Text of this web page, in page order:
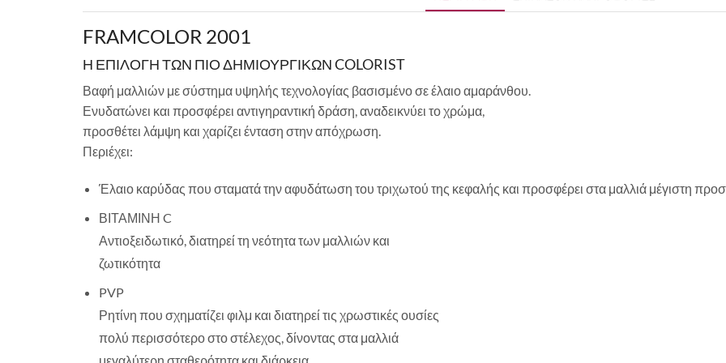
FRAMCOLOR 2001
Η ΕΠΙΛΟΓΗ ΤΩΝ ΠΙΟ ΔΗΜΙΟΥΡΓΙΚΩΝ COLORIST
Βαφή μαλλιών με σύστημα υψηλής τεχνολογίας βασισμένο σε έλαιο αμαράνθου.
Ενυδατώνει και προσφέρει αντιγηραντική δράση, αναδεικνύει το χρώμα,
προσθέτει λάμψη και χαρίζει ένταση στην απόχρωση.
Περιέχει:
Έλαιο καρύδας που σταματά την αφυδάτωση του τριχωτού της κεφαλής και προσφέρει στα μαλλιά μέγιστη
ΒΙΤΑΜΙΝΗ C
Αντιοξειδωτικό, διατηρεί τη νεότητα των μαλλιών και
ζωτικότητα
PVP
Ρητίνη που σχηματίζει φιλμ και διατηρεί τις χρωστικές ουσίες
πολύ περισσότερο στο στέλεχος, δίνοντας στα μαλλιά